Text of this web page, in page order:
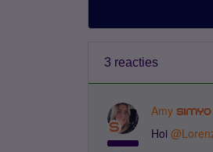
3 reacties
Amy
Hoi